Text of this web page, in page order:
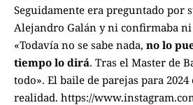
Seguidamente era preguntado por
Alejandro Galán y ni confirmaba ni
«Todavía no se sabe nada, no lo
tiempo lo dirá. Tras el Master de
todo». El baile de parejas para 2024
realidad. https://